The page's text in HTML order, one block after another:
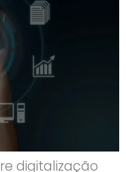
digitalização